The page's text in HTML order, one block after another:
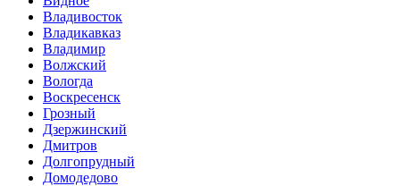
Владивосток
Владикавказ
Владимир
Волжский
Вологда
Воскресенск
Грозный
Дзержинский
Дмитров
Долгопрудный
Домодедово